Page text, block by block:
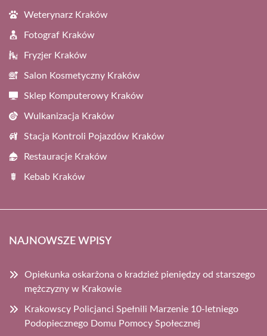
Weterynarz Kraków
Fotograf Kraków
Fryzjer Kraków
Salon Kosmetyczny Kraków
Sklep Komputerowy Kraków
Wulkanizacja Kraków
Stacja Kontroli Pojazdów Kraków
Restauracje Kraków
Kebab Kraków
NAJNOWSZE WPISY
Opiekunka oskarżona o kradzież pieniędzy od starszego
mężczyzny w Krakowie
Krakowscy Policjanci Spełnili Marzenie 10-letniego
Podopiecznego Domu Pomocy Społecznej